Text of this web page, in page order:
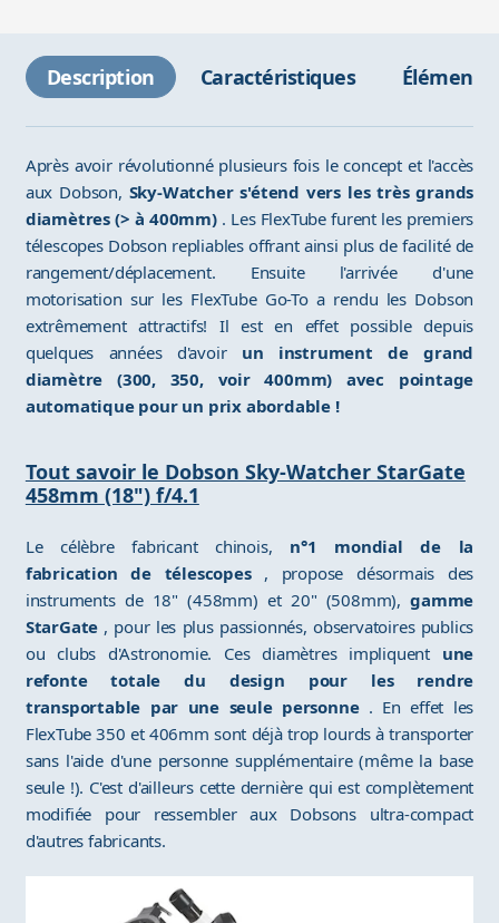
Description Caractéristiques Éléments
Après avoir révolutionné plusieurs fois le concept et l'accès
aux Dobson, Sky-Watcher s'étend vers les très grands
diamètres (> à 400mm) . Les FlexTube furent les premiers
télescopes Dobson repliables offrant ainsi plus de facilité de
rangement/déplacement. Ensuite l'arrivée d'une
motorisation sur les FlexTube Go-To a rendu les Dobson
extrêmement attractifs! Il est en effet possible depuis
quelques années d'avoir un instrument de grand
diamètre (300, 350, voir 400mm) avec pointage
automatique pour un prix abordable !
Tout savoir le Dobson Sky-Watcher StarGate
458mm (18") f/4.1
Le célèbre fabricant chinois, n°1 mondial de la
fabrication de télescopes , propose désormais des
instruments de 18" (458mm) et 20" (508mm),gamme
StarGate , pour les plus passionnés, observatoires publics
ou clubs d'Astronomie. Ces diamètres impliquent une
refonte totale du design pour les rendre
transportable par une seule personne . En effet les
FlexTube 350 et 406mm sont déjà trop lourds à transporter
sans l'aide d'une personne supplémentaire (même la base
seule !). C'est d'ailleurs cette dernière qui est complètement
modifiée pour ressembler aux Dobsons ultra-compact
d'autres fabricants.